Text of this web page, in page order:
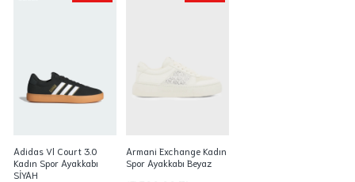
Adidas Vl Court 3.0
Kadın Spor Ayakkabı
SİYAH
Armani Exchange Kadın
Spor Ayakkabı Beyaz